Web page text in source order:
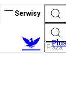
Serwisy